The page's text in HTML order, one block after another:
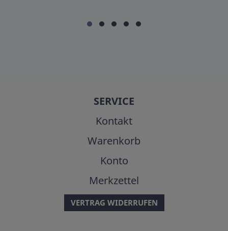
SERVICE
Kontakt
Warenkorb
Konto
Merkzettel
VERTRAG WIDERRUFEN